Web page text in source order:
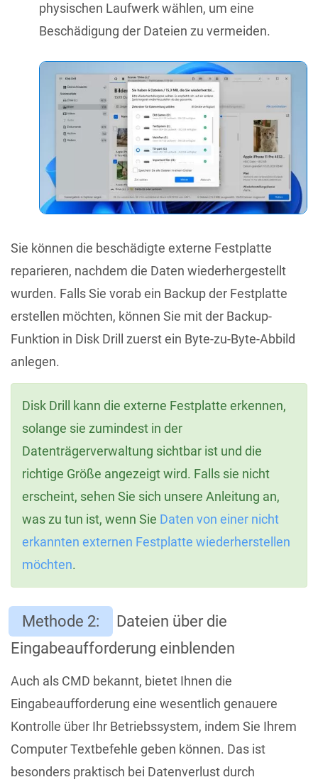
physischen Laufwerk wählen, um eine
Beschädigung der Dateien zu vermeiden.
Sie können die beschädigte externe Festplatte
reparieren, nachdem die Daten wiederhergestellt
wurden. Falls Sie vorab ein Backup der Festplatte
erstellen möchten, können Sie mit der Backup-
Funktion in Disk Drill zuerst ein Byte-zu-Byte-Abbild
anlegen.
Disk Drill kann die externe Festplatte erkennen,
solange sie zumindest in der
Datenträgerverwaltung sichtbar ist und die
richtige Größe angezeigt wird. Falls sie nicht
erscheint, sehen Sie sich unsere Anleitung an,
was zu tun ist, wenn Sie Daten von einer nicht
erkannten externen Festplatte wiederherstellen
möchten.
Methode 2:
Dateien über die
Eingabeaufforderung einblenden
Auch als CMD bekannt, bietet Ihnen die
Eingabeaufforderung eine wesentlich genauere
Kontrolle über Ihr Betriebssystem, indem Sie Ihrem
Computer Textbefehle geben können. Das ist
besonders praktisch bei Datenverlust durch